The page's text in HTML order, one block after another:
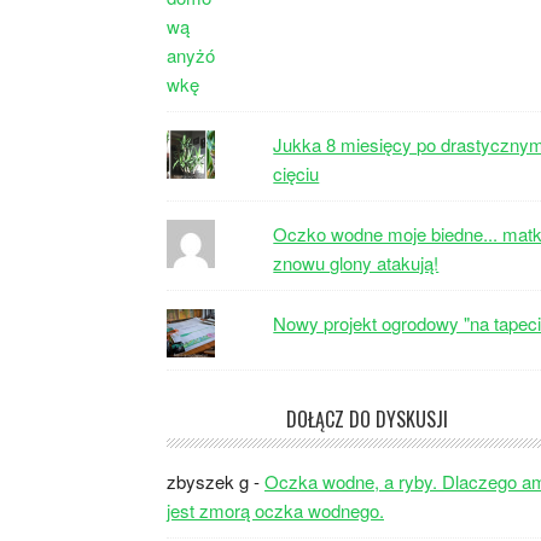
Jukka 8 miesięcy po
cięciu
Oczko wodne moje biedne...
znowu glony atakują!
Nowy projekt ogrodowy "na
DOŁĄCZ DO DYSKUSJI
zbyszek g-Oczka wodne, a ryby. Dlaczego
jest zmorą oczka wodnego.